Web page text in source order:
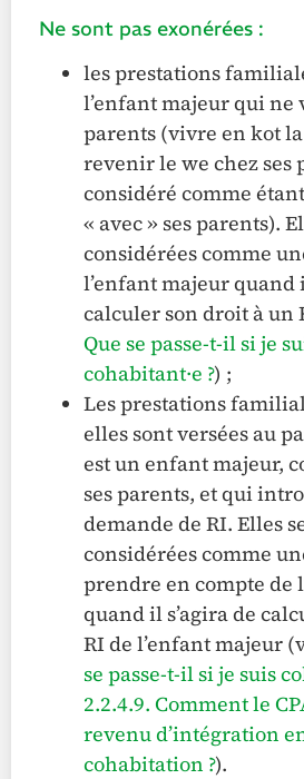
Ne sont pas exonérées :
les prestations
l’enfant majeur qui ne
parents (vivre en kot
revenir le we chez ses
considéré comme
« avec » ses parents).
considérées comme
l’enfant majeur quand
calculer son droit à un
Que se passe-t-il si je
cohabitant·e ?) ;
Les prestations
elles sont versées au
est un enfant majeur,
ses parents, et qui
demande de RI. Elles
considérées comme
prendre en compte de
quand il s’agira de
RI de l’enfant majeur
se passe-t-il si je suis
2.2.4.9. Comment le
revenu d’intégration
cohabitation ?).